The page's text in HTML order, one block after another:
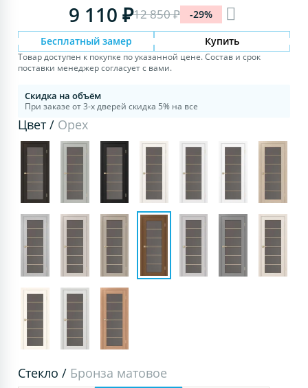
9 110 ₽12 850 ₽ -29%
Бесплатный замер Купить
Товар доступен к покупке по указанной цене. Состав и срок
поставки менеджер согласует с вами.
Скидка на объём
При заказе от 3-х дверей скидка 5% на все
Цвет / Орех
Стекло / Бронза матовое